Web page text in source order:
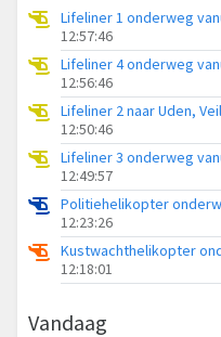
12:57:46
12:56:46
Lifeliner 2 naar Uden,
12:50:46
Lifeliner 3 onderweg
12:49:57
12:23:26
Kustwachthelikopter
12:18:01
Vandaag